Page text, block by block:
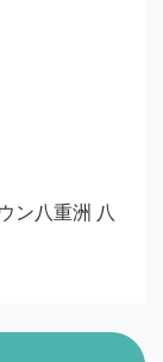
ン八重洲 八